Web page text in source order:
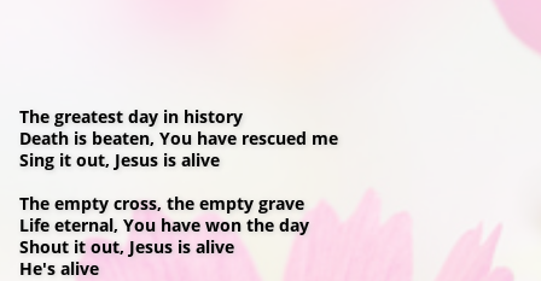
The greatest day in history
Death is beaten, You have rescued me
Sing it out, Jesus is alive
The empty cross, the empty grave
Life eternal, You have won the day
Shout it out, Jesus is alive
He's alive